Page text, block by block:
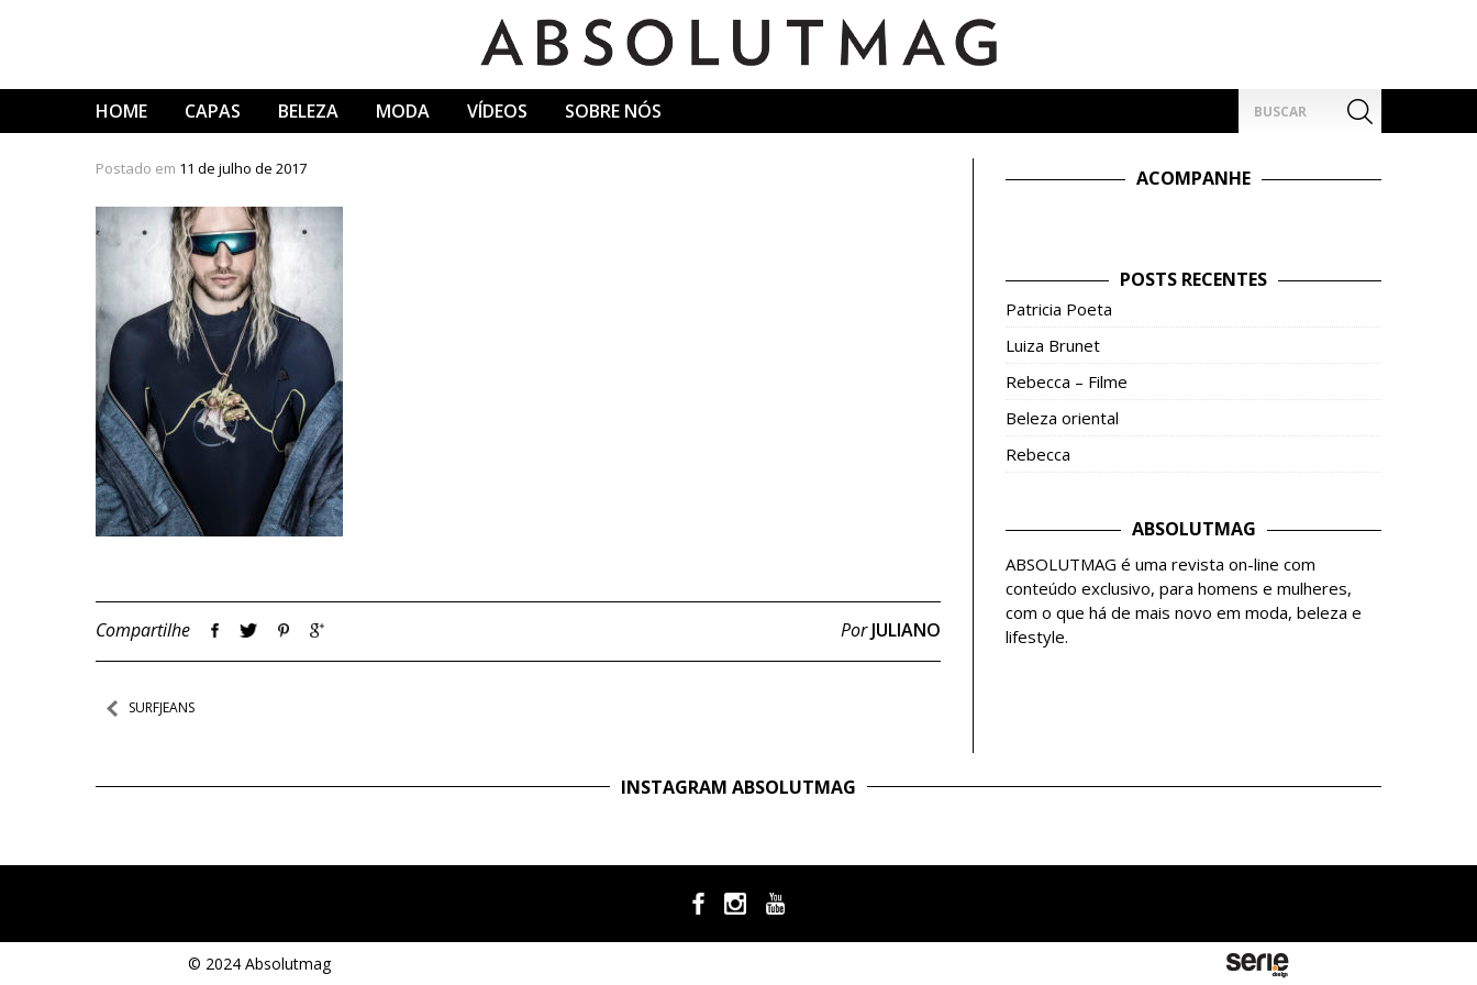
HOME CAPAS BELEZA MODA VÍDEOS SOBRE NÓS
por:
Postado em 11 de julho de 2017
Compartilhe PorJULIANO
Navegação
Post
SURFJEANS
ACOMPANHE
POSTS RECENTES
Patricia Poeta
Luiza Brunet
Rebecca – Filme
Beleza oriental
Rebecca
ABSOLUTMAG
ABSOLUTMAG é uma revista on-line com
conteúdo exclusivo, para homens e mulheres,
com o que há de mais novo em moda, beleza e
lifestyle.
INSTAGRAM ABSOLUTMAG
© 2024 Absolutmag